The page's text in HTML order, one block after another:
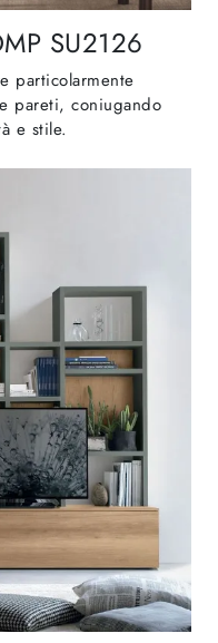
SU2126
particolarmente
pareti, coniugando
e stile.